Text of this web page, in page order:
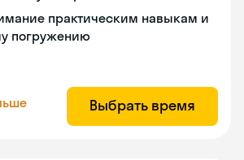
практическим навыкам и
погружению
Выбрать время